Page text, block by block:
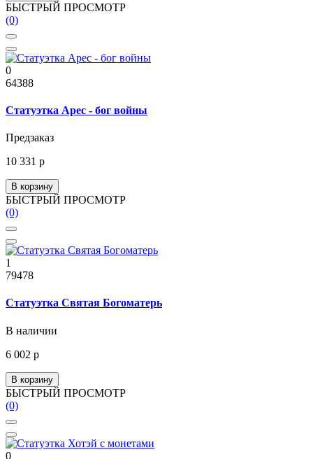
БЫСТРЫЙ ПРОСМОТР
(0)
0
64388
Статуэтка Арес - бог войны
Предзаказ
10 331 р
В корзину
БЫСТРЫЙ ПРОСМОТР
(0)
1
79478
Статуэтка Святая Богоматерь
В наличии
6 002 р
В корзину
БЫСТРЫЙ ПРОСМОТР
(0)
0